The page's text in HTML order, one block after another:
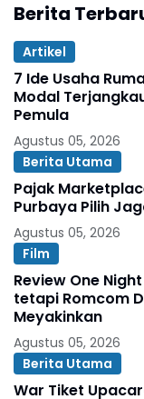
Berita
Artikel
7 Ide Usaha
Modal
Pemula
Agustus 05, 2026
Berita Utama
Pajak
Purbaya Pilih
Agustus 05, 2026
Film
Review One
tetapi Romcom
Meyakinkan
Agustus 05, 2026
Berita Utama
War Tiket